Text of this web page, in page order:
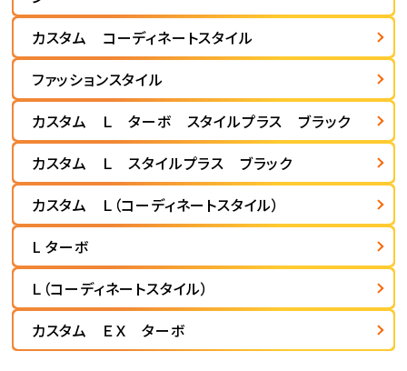
カスタム コーディネートスタイル
ファッションスタイル
カスタム Ｌ ターボ スタイルプラス ブラック
カスタム Ｌ スタイルプラス ブラック
カスタム Ｌ（コーディネートスタイル）
L ターボ
Ｌ（コーディネートスタイル）
カスタム ＥＸ ターボ